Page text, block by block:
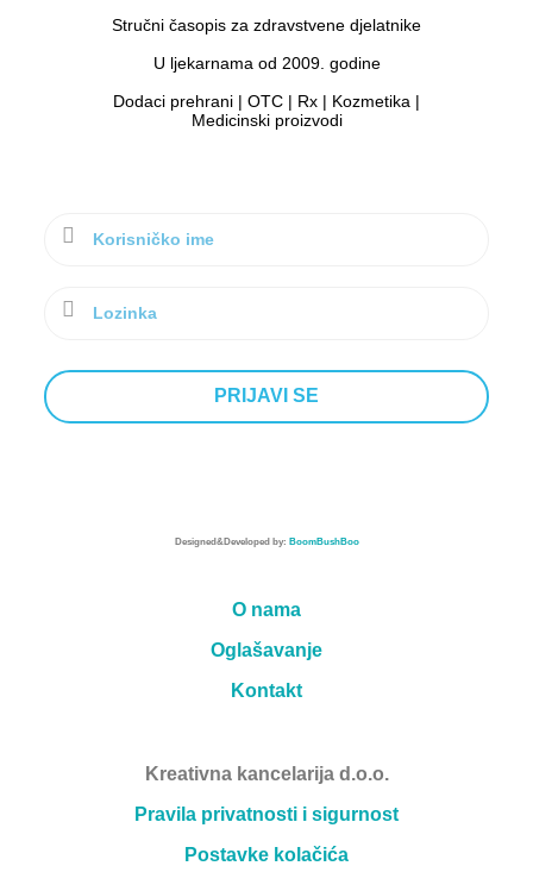
Stručni časopis za zdravstvene djelatnike
U ljekarnama od 2009. godine
Dodaci prehrani | OTC | Rx | Kozmetika |
Medicinski proizvodi
Designed&Developed by: BoomBushBoo
O nama
Oglašavanje
Kontakt
Kreativna kancelarija d.o.o.
Pravila privatnosti i sigurnost
Postavke kolačića